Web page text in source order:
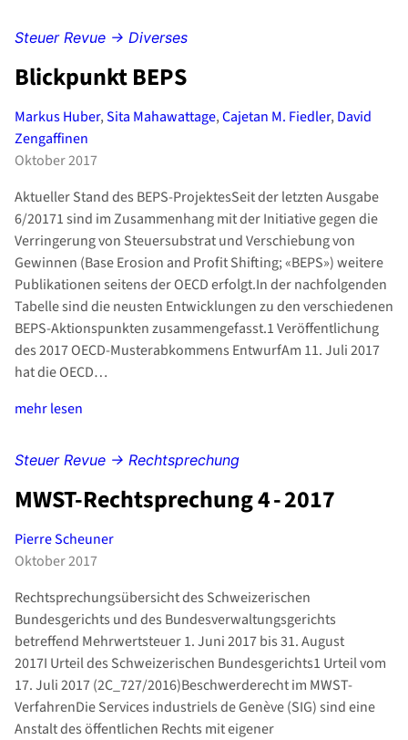
Steuer Revue → Diverses
Blickpunkt BEPS
Markus Huber,Sita Mahawattage,Cajetan M. Fiedler, David
Zengaffinen
Oktober 2017
Aktueller Stand des BEPS-ProjektesSeit der letzten Ausgabe
6/20171 sind im Zusammenhang mit der Initiative gegen die
Verringerung von Steuersubstrat und Verschiebung von
Gewinnen (Base Erosion and Profit Shifting; «BEPS») weitere
Publikationen seitens der OECD erfolgt.In der nachfolgenden
Tabelle sind die neusten Entwicklungen zu den verschiedenen
BEPS-Aktionspunkten zusammengefasst.1 Veröffentlichung
des 2017 OECD-Musterabkommens EntwurfAm 11. Juli 2017
hat die OECD…
mehr lesen
Steuer Revue → Rechtsprechung
MWST-Rechtsprechung 4 - 2017
Pierre Scheuner
Oktober 2017
Rechtsprechungsübersicht des Schweizerischen
Bundesgerichts und des Bundesverwaltungsgerichts
betreffend Mehrwertsteuer 1. Juni 2017 bis 31. August
2017I Urteil des Schweizerischen Bundesgerichts1 Urteil vom
17. Juli 2017 (2C_727/2016)Beschwerderecht im MWST-
VerfahrenDie Services industriels de Genève (SIG) sind eine
Anstalt des öffentlichen Rechts mit eigener